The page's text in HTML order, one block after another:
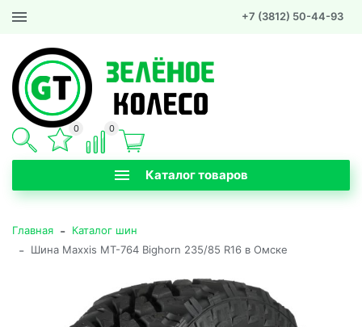
+7 (3812) 50-44-93
Каталог товаров
0 0
Главная - Каталог шин
- Шина Maxxis MT-764 Bighorn 235/85 R16 в Омске